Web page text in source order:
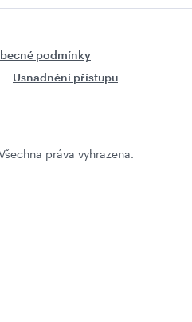
podmínky
Usnadnění přístupu
práva vyhrazena.